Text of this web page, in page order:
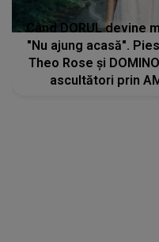
Când DORUL devine
"Nu ajung acasă".
Theo Rose și
ascultători prin